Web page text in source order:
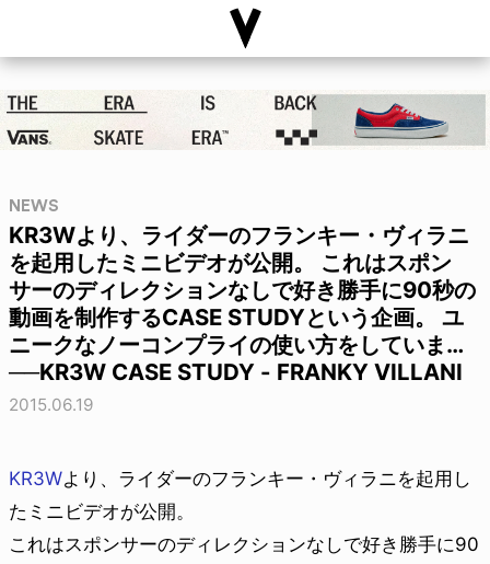
NEWS
KR3Wより、ライダーのフランキー・ヴィラニ
を起用したミニビデオが公開。 これはスポン
サーのディレクションなしで好き勝手に90秒の
動画を制作するCASE STUDYという企画。 ユ
ニークなノーコンプライの使い方をしていま…
──KR3W CASE STUDY - FRANKY VILLANI
2015.06.19
KR3Wより、ライダーのフランキー・ヴィラニを起用し
たミニビデオが公開。
これはスポンサーのディレクションなしで好き勝手に90